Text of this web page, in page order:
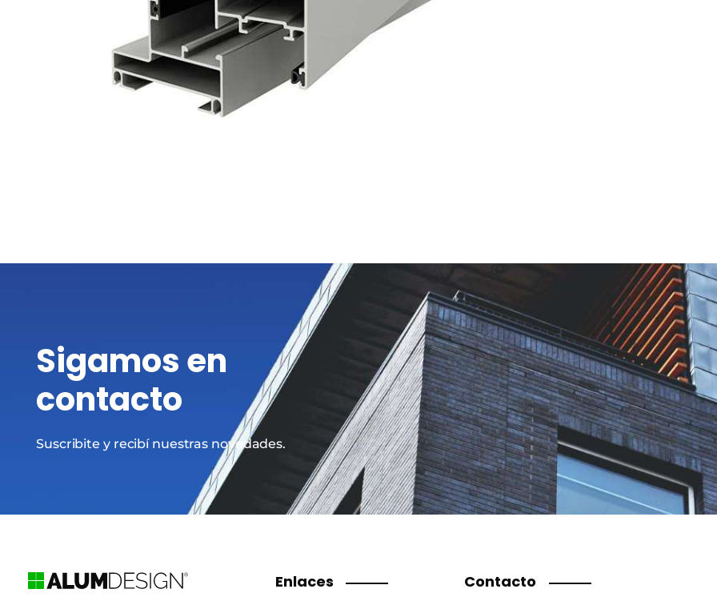
Sigamos en
contacto
Suscribite y recibí nuestras novedades.
Enlaces Contacto